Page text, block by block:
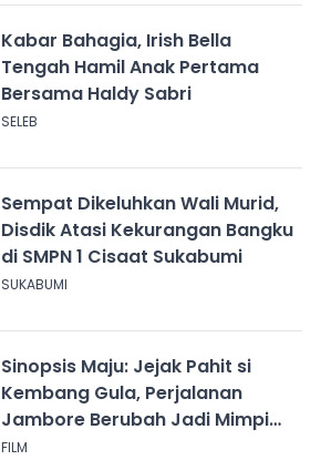
Kabar Bahagia, Irish Bella
Tengah Hamil Anak Pertama
Bersama Haldy Sabri
SELEB
Sempat Dikeluhkan Wali Murid,
Disdik Atasi Kekurangan Bangku
di SMPN 1 Cisaat Sukabumi
SUKABUMI
Sinopsis Maju: Jejak Pahit si
Kembang Gula, Perjalanan
Jambore Berubah Jadi Mimpi
Buruk
FILM